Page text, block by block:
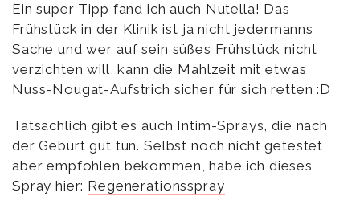
Ein super Tipp fand ich auch Nutella! Das
Frühstück in der Klinik ist ja nicht jedermanns
Sache und wer auf sein süßes Frühstück nicht
verzichten will, kann die Mahlzeit mit etwas
Nuss-Nougat-Aufstrich sicher für sich retten :D
Tatsächlich gibt es auch Intim-Sprays, die nach
der Geburt gut tun. Selbst noch nicht getestet,
aber empfohlen bekommen, habe ich dieses
Spray hier: Regenerationsspray